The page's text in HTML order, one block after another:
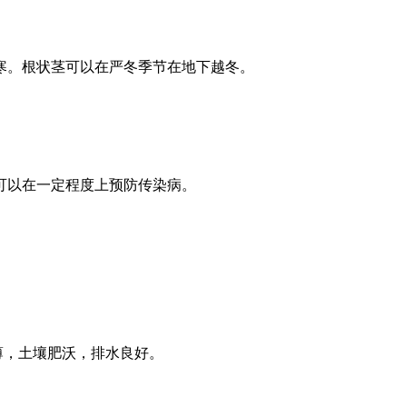
根状茎可以在严冬季节在地下越冬。
在一定程度上预防传染病。
土壤肥沃，排水良好。